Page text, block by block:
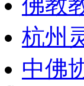
杭州
中佛